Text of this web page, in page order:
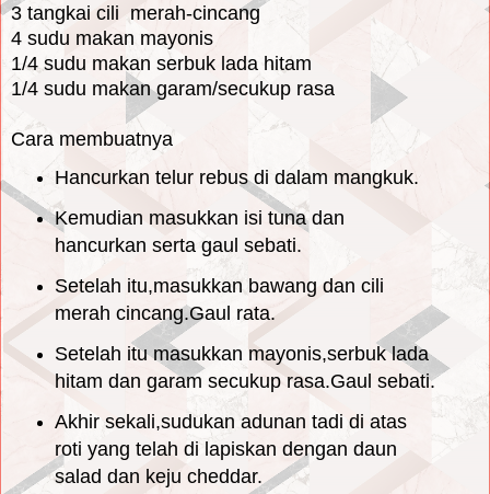
3 tangkai cili merah-cincang
4 sudu makan mayonis
1/4 sudu makan serbuk lada hitam
1/4 sudu makan garam/secukup rasa
Cara membuatnya
Hancurkan telur rebus di dalam mangkuk.
Kemudian masukkan isi tuna dan
hancurkan serta gaul sebati.
Setelah itu,masukkan bawang dan cili
merah cincang.Gaul rata.
Setelah itu masukkan mayonis,serbuk lada
hitam dan garam secukup rasa.Gaul sebati.
Akhir sekali,sudukan adunan tadi di atas
roti yang telah di lapiskan dengan daun
salad dan keju cheddar.